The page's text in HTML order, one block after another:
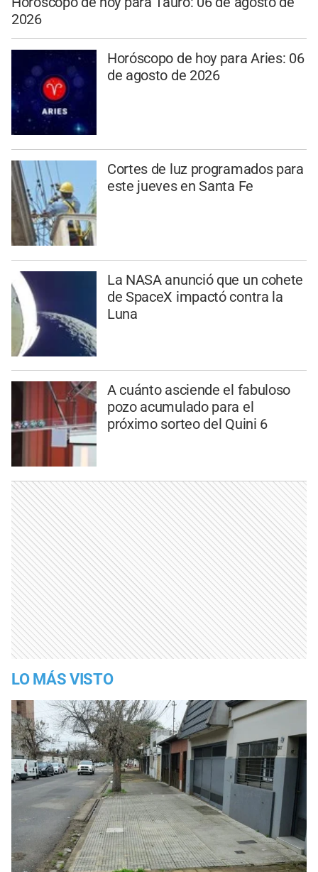
2026
Horóscopo de hoy para Aries: 06
de agosto de 2026
Cortes de luz programados para
este jueves en Santa Fe
La NASA anunció que un cohete
de SpaceX impactó contra la
Luna
A cuánto asciende el fabuloso
pozo acumulado para el
próximo sorteo del Quini 6
LO MÁS VISTO